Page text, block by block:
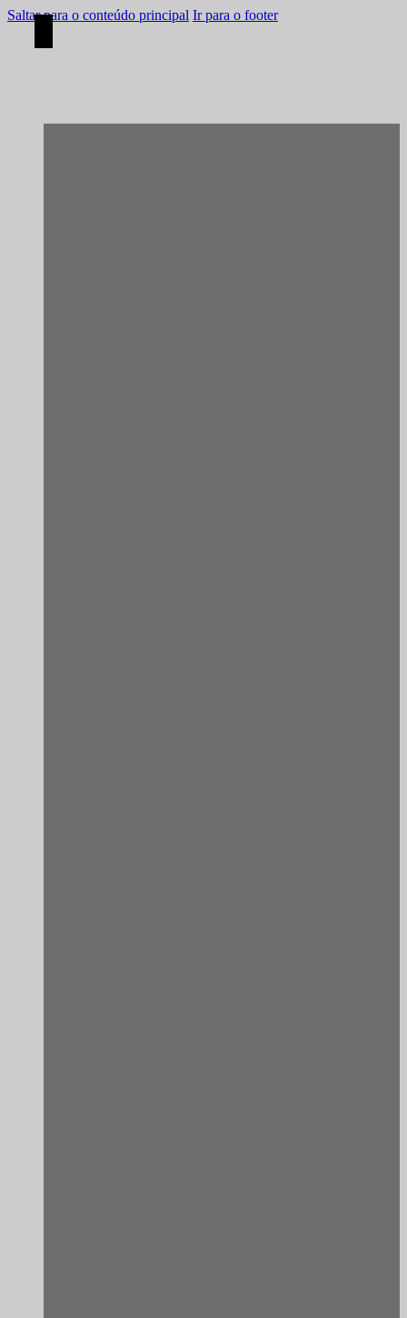
Saltar para o conteúdo principal Ir para o footer
[Construção]